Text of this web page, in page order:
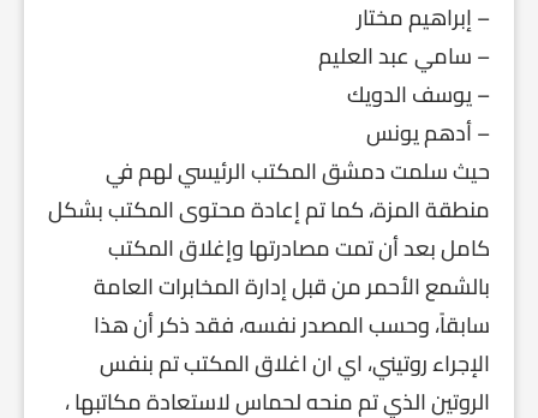
– إبراهيم مختار
– سامي عبد العليم
– يوسف الدويك
– أدهم يونس
حيث سلمت دمشق المكتب الرئيسي لهم في
منطقة المزة، كما تم إعادة محتوى المكتب بشكل
كامل بعد أن تمت مصادرتها وإغلاق المكتب
بالشمع الأحمر من قبل إدارة المخابرات العامة
سابقاً، وحسب المصدر نفسه، فقد ذكر أن هذا
الإجراء روتيني، اي ان اغلاق المكتب تم بنفس
الروتين الذي تم منحه لحماس لاستعادة مكاتبها ،